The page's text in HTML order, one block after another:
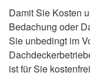
Damit Sie Kosten
Bedachung oder
Sie unbedingt im
ist für Sie